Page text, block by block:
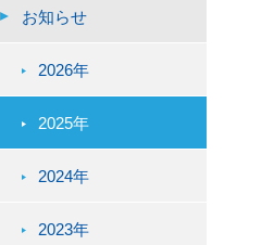
お知らせ
2026年
2025年
2024年
2023年